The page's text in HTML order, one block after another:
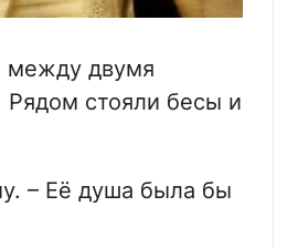
между двумя
стояли бесы и
– Её душа была бы